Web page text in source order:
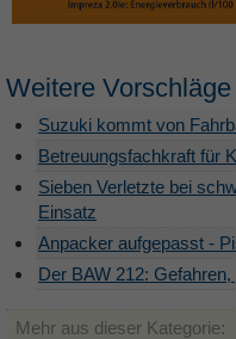
Weitere
Suzuki kommt von
Betreuungsfachkraft für
Sieben Verletzte bei
Einsatz
Anpacker aufgepasst -
Der BAW 212:
Mehr aus dieser Kategorie: